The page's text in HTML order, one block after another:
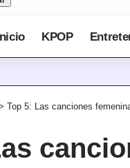
KPOP
Top 5: Las canciones